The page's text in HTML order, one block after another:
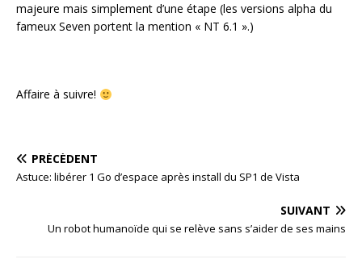
majeure mais simplement d’une étape (les versions alpha du
fameux Seven portent la mention « NT 6.1 ».)
Affaire à suivre!
PRÉCÉDENT
Astuce: libérer 1 Go d’espace après install du SP1 de Vista
SUIVANT
Un robot humanoïde qui se relève sans s’aider de ses mains